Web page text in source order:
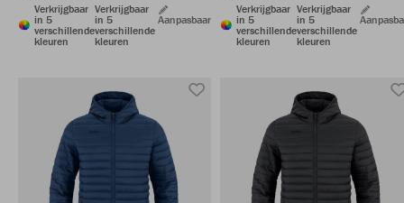
Verkrijgbaar
in 5
verschillende
kleuren
Verkrijgbaar
in 5
verschillende
kleuren
Aanpasbaar
Verkrijgbaar
in 5
verschillende
kleuren
Verkrijgbaar
in 5
verschillende
kleuren